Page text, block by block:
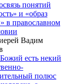
понятий
и «образ
в православном
Вадим
есть некий
полюс